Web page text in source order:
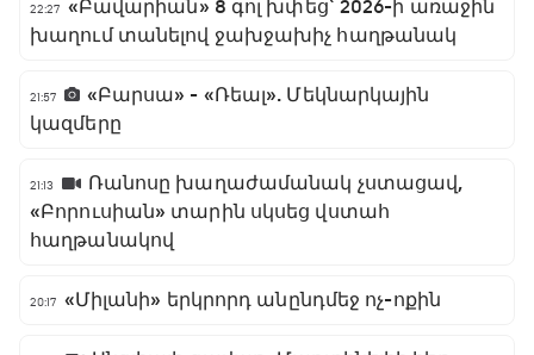
22:27 «Բավարիան» 8 գոլ խփեց` 2026-ի առաջին
խաղում տանելով ջախջախիչ հաղթանակ
21:57
«Բարսա» - «Ռեալ». Մեկնարկային
կազմերը
21:13
Ռանոսը խաղաժամանակ չստացավ,
«Բորուսիան» տարին սկսեց վստահ
հաղթանակով
20:17 «Միլանի» երկրորդ անընդմեջ ոչ-ոքին